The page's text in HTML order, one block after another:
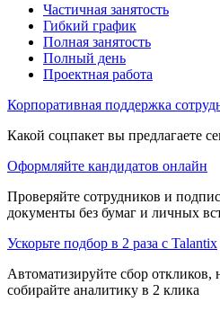
Частичная занятость
Гибкий график
Полная занятость
Полный день
Проектная работа
Корпоративная поддержка
Какой соцпакет вы предлагаете
Оформляйте кандидатов онлайн
Проверяйте сотрудников и
документы без бумаг и личных
Ускорьте подбор в 2 раза с Talantix
Автоматизируйте сбор откликов,
собирайте аналитику в 2 клика